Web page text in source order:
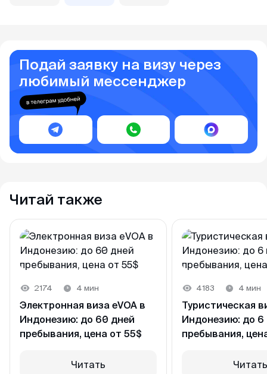
Подай заявку на визу через
любимый мессенджер
Читай также
2174 4 мин
Электронная виза eVOA в
Индонезию: до 60 дней
пребывания, цена от 55$
Читать
4183 4 мин
Туристическая
Индонезию: до 6
пребывания,
Читать